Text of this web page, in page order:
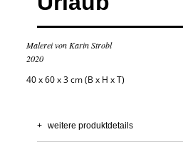
Malerei von Karin Strobl
2020
40 x 60 x 3 cm (B x H x T)
+ weitere produktdetails